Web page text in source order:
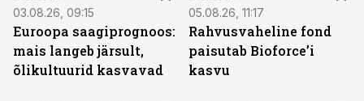
03.08.26, 09:15
Euroopa saagiprognoos:
mais langeb järsult,
õlikultuurid kasvavad
05.08.26, 11:17
Rahvusvaheline fond
paisutab Bioforce’i
kasvu